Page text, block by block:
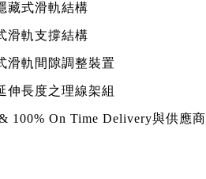
藏式滑軌結構
滑軌支撐結構
滑軌間隙調整裝置
伸長度之理線架組
100% On Time Delivery與供應